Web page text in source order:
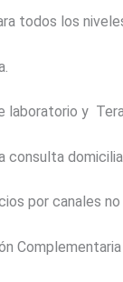
todos los
laboratorio y
consulta
por canales